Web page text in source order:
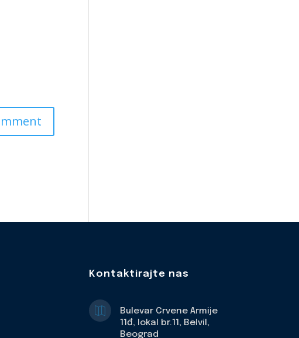
Kontaktirajte nas

Bulevar Crvene Armije
11đ, lokal br.11, Belvil,
Beograd